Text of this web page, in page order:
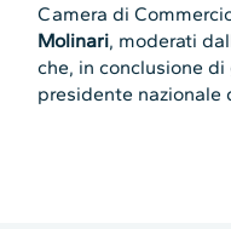
Camera di
Molinari, moderati
che, in conclusione
presidente nazionale